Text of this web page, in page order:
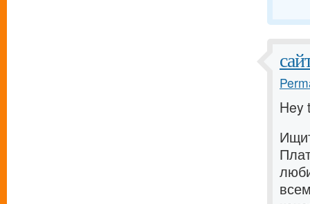
Hey